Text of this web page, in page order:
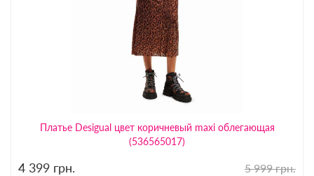
Платье Desigual цвет коричневый maxi облегающая
(536565017)
4 399 грн.
5 999 грн.